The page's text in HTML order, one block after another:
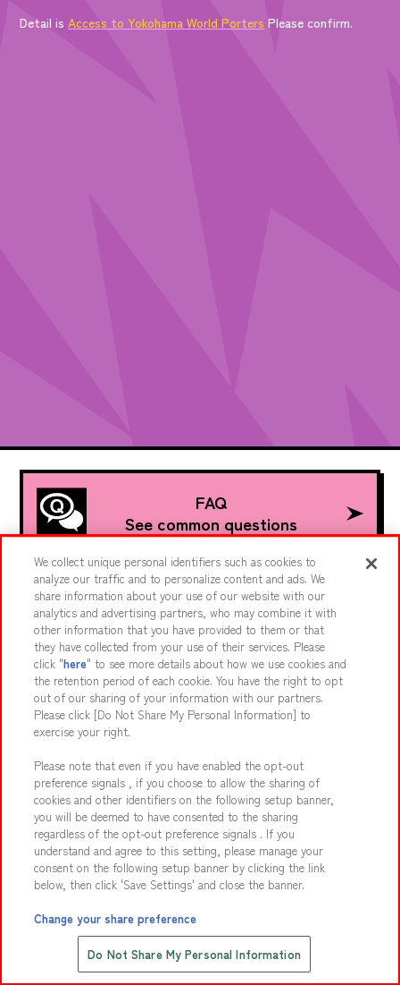
Detail isAccess to Yokohama World Porters Please confirm.
FAQ
See common questions
Join Our Team
Click here for details
Media Inquiries
Interview/filming info
Partnership Inquiry
Facility production info
Save with Online Tickets
We collect unique personal identifiers such as cookies to
analyze our traffic and to personalize content and ads. We
share information about your use of our website with our
analytics and advertising partners, who may combine it with
other information that you have provided to them or that
they have collected from your use of their services. Please
click "here" to see more details about how we use cookies and
the retention period of each cookie. You have the right to opt
out of our sharing of your information with our partners.
Please click [Do Not Share My Personal Information] to
exercise your right.
Please note that even if you have enabled the opt-out
preference signals , if you choose to allow the sharing of
cookies and other identifiers on the following setup banner,
you will be deemed to have consented to the sharing
regardless of the opt-out preference signals . If you
understand and agree to this setting, please manage your
consent on the following setup banner by clicking the link
below, then click 'Save Settings' and close the banner.
Change your share preference
Do Not Share My Personal Information